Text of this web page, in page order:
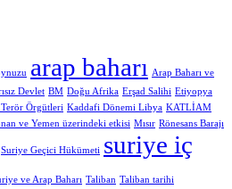
arap baharı
Arap Baharı ve
Devlet BM Doğu Afrika Erşad Salihi Etiyopya
Örgütleri Kaddafi Dönemi Libya KATLİAM
ve Yemen üzerindeki etkisi Mısır Rönesans Barajı
Suriye Geçici Hükümeti suriye iç
ve Arap Baharı Taliban Taliban tarihi